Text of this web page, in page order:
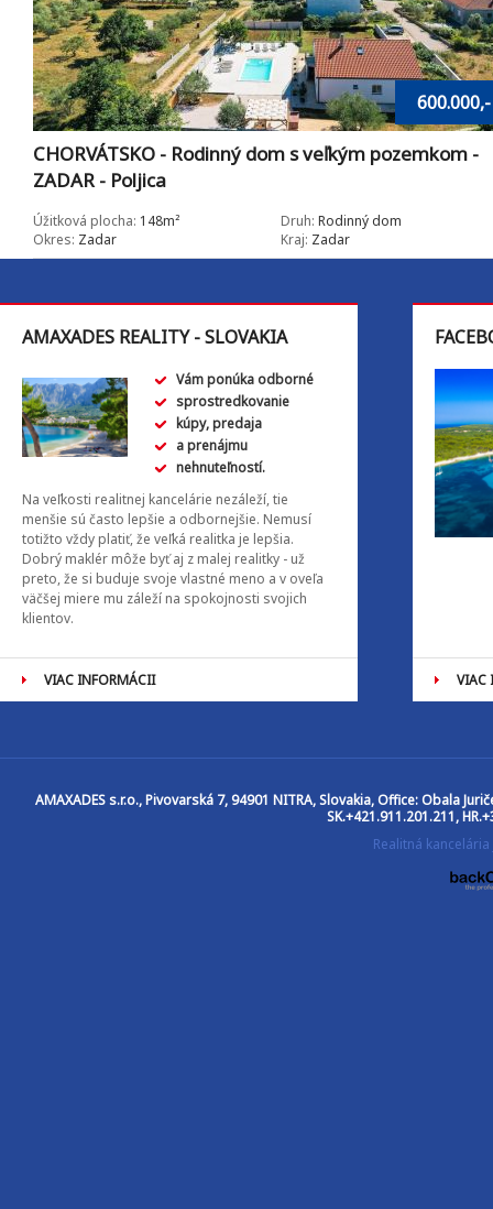
CHORVÁTSKO - Rodinný dom s veľkým pozemkom -
ZADAR - Poljica
Úžitková plocha: 148m² Druh: Rodinný dom
Okres: Zadar Kraj: Zadar
AMAXADES REALITY - SLOVAKIA
Vám ponúka odborné
sprostredkovanie
kúpy, predaja
a prenájmu
nehnuteľností.
Na veľkosti realitnej kancelárie nezáleží, tie
menšie sú často lepšie a odbornejšie. Nemusí
totižto vždy platiť, že veľká realitka je lepšia.
Dobrý maklér môže byť aj z malej realitky - už
preto, že si buduje svoje vlastné meno a v oveľa
väčšej miere mu záleží na spokojnosti svojich
klientov.
VIAC INFORMÁCII VIAC
AMAXADES s.r.o., Pivovarská 7, 94901 NITRA, Slovakia, Office: Obala
SK.+421.911.201.211,
Realitná